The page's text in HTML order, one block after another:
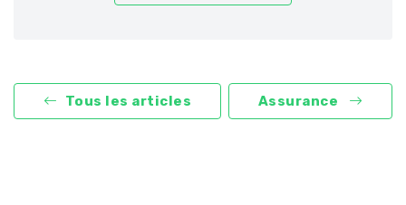
Tous les articles Assurance